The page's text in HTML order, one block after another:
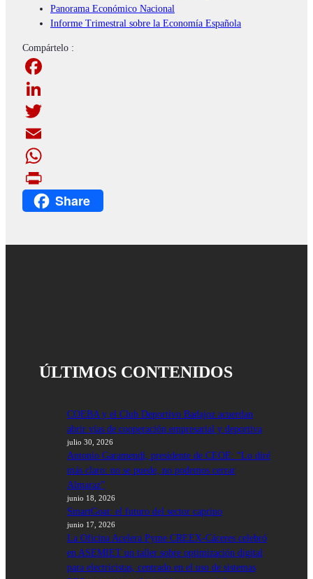
Panorama Económico Nacional
Informe Trimestral sobre la Economía Española
Compártelo :
Facebook
LinkedIn
Twitter
Email
WhatsApp
Print Share
ÚLTIMOS CONTENIDOS
COEBA y el Club Deportivo Badajoz acuerdan
abrir vías de cooperación empresarial y deportiva
julio 30, 2026
Antonio Garamendi, presidente de CEOE: “Lo diré
más claro: no se puede, no podemos cerrar
Almaraz”
junio 18, 2026
SmartGoat: el futuro del sector caprino
junio 17, 2026
La Oficina Acelera Pyme CREEX-Cáceres celebró
en ASEMIET un taller sobre optimización digital
para electricistas, centrado en el uso de sistemas